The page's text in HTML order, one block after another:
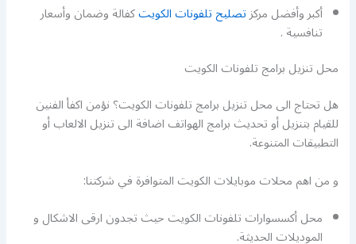
أكبر وأفضل مركزتصليح تلفونات الكويتكفالة وضمان وأسعار
تنافسية .
محل تنزيل برامج تلفونات الكويت
هل تحتاج الى محل تنزيل برامج تلفونات الكويت؟ نؤمن اكفأ الفنين
للقيام بتنزيل أو تحديث برامج الهواتف اضافة الى تنزيل الالعاب أو
التطبيقات المتنوعة.
و من اهم محلات موبايلات الكويت المتوافرة في شركتنا:
محل أكسسوارات تلفونات الكويت حيث تجدون ارقى الاشكال و
الموديلات الحديثة.